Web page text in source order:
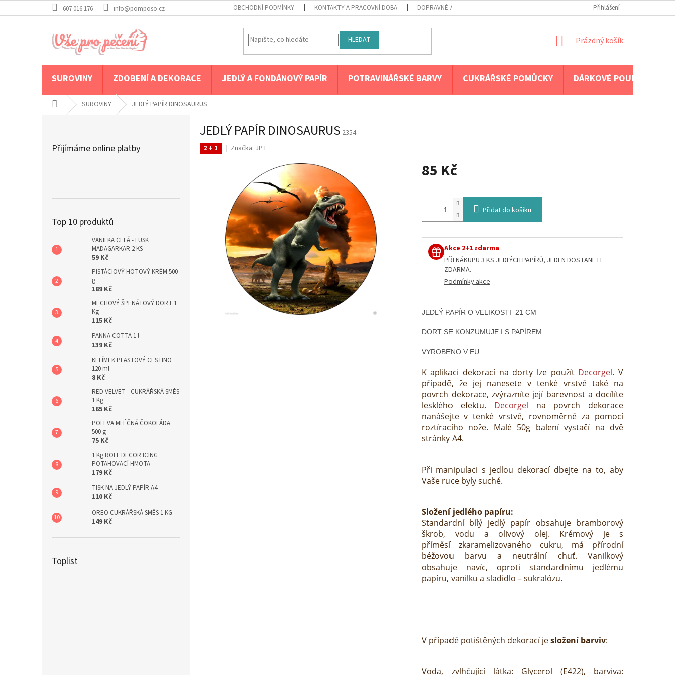
na
607 016 176 info@pomposo.cz OBCHODNÍ PODMÍNKY KONTAKTY A PRACOVNÍ DOBA DOPRAVNÉ A PLATBA Přihlášení
HLEDAT
NÁKUPNÍ
Prázdný košík
SUROVINY ZDOBENÍ A DEKORACE JEDLÝ A FONDÁNOVÝ PAPÍR POTRAVINÁŘSKÉ BARVY CUKRÁŘSKÉ POMŮCKY DÁRKOVÉ POUKAZY
Domů SUROVINY JEDLÝ PAPÍR DINOSAURUS
Přijímáme online platby
Top 10 produktů
VANILKA CELÁ - LUSK
MADAGARKAR 2 KS
59 Kč
PISTÁCIOVÝ HOTOVÝ KRÉM 500
g
189 Kč
MECHOVÝ ŠPENÁTOVÝ DORT 1
Kg
115 Kč
PANNA COTTA 1 l
139 Kč
KELÍMEK PLASTOVÝ CESTINO
120 ml
8 Kč
RED VELVET - CUKRÁŘSKÁ SMĚS
1 Kg
165 Kč
POLEVA MLÉČNÁ ČOKOLÁDA
500 g
75 Kč
1 Kg ROLL DECOR ICING
POTAHOVACÍ HMOTA
179 Kč
TISK NA JEDLÝ PAPÍR A4
110 Kč
OREO CUKRÁŘSKÁ SMĚS 1 KG
149 Kč
Toplist
JEDLÝ PAPÍR DINOSAURUS 2354
2 + 1 Značka: JPT
85 Kč
cena:
Přidat do košíku
Akce 2+1 zdarma
PŘI NÁKUPU 3 KS JEDLÝCH PAPÍRŮ, JEDEN DOSTANETE
ZDARMA.
Podmínky akce
JEDLÝ PAPÍR O VELIKOSTI 21 CM
DORT SE KONZUMUJE I S PAPÍREM
VYROBENO V EU
K aplikaci dekorací na dorty lze použít Decorgel. V
případě, že jej nanesete v tenké vrstvě také na
povrch dekorace, zvýrazníte její barevnost a docílíte
lesklého efektu. Decorgel na povrch dekorace
nanášejte v tenké vrstvě, rovnoměrně za pomocí
roztíracího nože. Malé 50g balení vystačí na dvě
stránky A4.
Při manipulaci s jedlou dekorací dbejte na to, aby
Vaše ruce byly suché.
Složení jedlého papíru:
Standardní bílý jedlý papír obsahuje bramborový
škrob, vodu a olivový olej. Krémový je s
příměsí zkaramelizovaného cukru, má přírodní
béžovou barvu a neutrální chuť. Vanilkový
obsahuje navíc, oproti standardnímu jedlému
papíru, vanilku a sladidlo – sukralózu.
V případě potištěných dekorací jesložení barviv:
Voda, zvlhčující látka: Glycerol (E422), barviva: